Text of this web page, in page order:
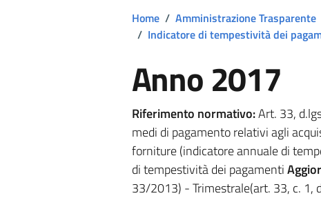
Home / Amministrazione Trasparente
/ Indicatore di tempestività dei
Anno 2017
Riferimento normativo:Art. 33,
medi di pagamento relativi agli
forniture (indicatore annuale di
di tempestività dei pagamenti
33/2013) - Trimestrale(art. 33, c. 1,